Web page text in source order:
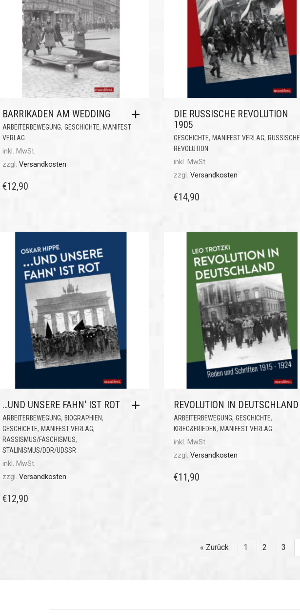
BARRIKADEN AM WEDDING
ARBEITERBEWEGUNG, GESCHICHTE, MANIFEST
VERLAG
inkl. MwSt.
zzgl. Versandkosten
€12,90
DIE RUSSISCHE REVOLUTION
1905
GESCHICHTE, MANIFEST VERLAG, RUSSISCHE
REVOLUTION
inkl. MwSt.
zzgl. Versandkosten
€14,90
…UND UNSERE FAHN‘ IST ROT
ARBEITERBEWEGUNG, BIOGRAPHIEN,
GESCHICHTE, MANIFEST VERLAG,
RASSISMUS/FASCHISMUS,
STALINISMUS/DDR/UDSSR
inkl. MwSt.
zzgl. Versandkosten
€12,90
REVOLUTION IN DEUTSCHLAND
ARBEITERBEWEGUNG, GESCHICHTE,
KRIEG&FRIEDEN, MANIFEST VERLAG
inkl. MwSt.
zzgl. Versandkosten
€11,90
« Zurück 1 2 3